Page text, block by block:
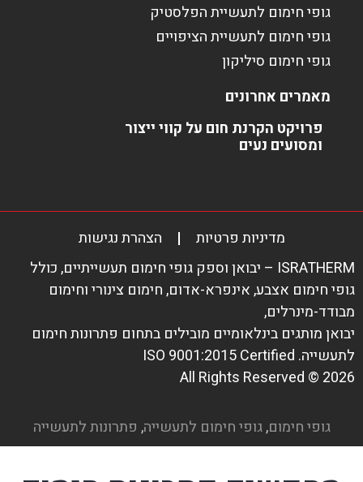
גופי חימום לתעשיית הפלסטיק
גופי חימום לתעשיית הציפויים
גופי חימום סיליקון
מאמרים אחרונים
פרויקט הקרנת חום על קווי ייצור
ומסועים נעים
ISRATHERM – יבואן וספק גופי חימום תעשייתיים, כולל
גופי חימום אצבע, אינפרא-אדום, חימום צינורי וחימום
מבודד-מינרלים,
יבואן מותגים בינלאומיים מובילים בתחום פתרונות חימום
לתעשייה. ISO 9001:2015 Certified
All Rights Reserved © 2026
מדיניות פרטיות הצהרת נגישות
גופי חימום,גופי חימום לתעשייה, פתרונות לתעשייה